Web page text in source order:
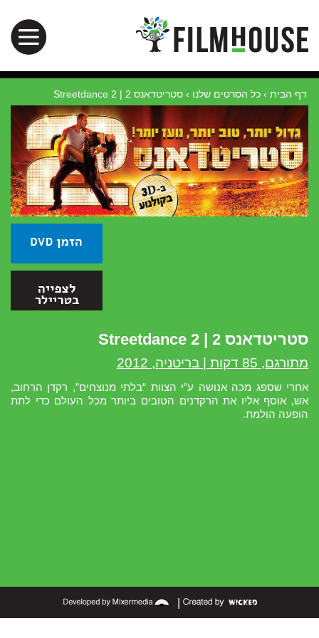
דף הבית › כל הסרטים שלנו › סטריטדאנס 2 | Streetdance 2
סטריטדאנס 2 | Streetdance 2
מתורגם, 85 דקות | בריטניה, 2012
אחרי שספג מכה אנושה ע”י הצוות “בלתי מנוצחים”, רקדן הרחוב,
אש, אוסף אליו את הרקדנים הטובים ביותר מכל העולם כדי לתת
הופעה הולמת.